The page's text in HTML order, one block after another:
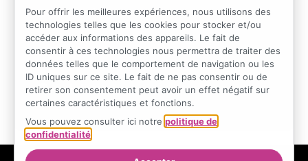
Email
WhatsApp
Telegram
Pour offrir les meilleures expériences, nous utilisons des
technologies telles que les cookies pour stocker et/ou
accéder aux informations des appareils. Le fait de
consentir à ces technologies nous permettra de traiter des
données telles que le comportement de navigation ou les
ID uniques sur ce site. Le fait de ne pas consentir ou de
retirer son consentement peut avoir un effet négatif sur
certaines caractéristiques et fonctions.
Vous pouvez consulter ici notre politique de
confidentialité